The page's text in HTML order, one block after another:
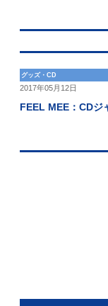
グッズ・CD
2017年05月12日
FEEL MEE：CDジ